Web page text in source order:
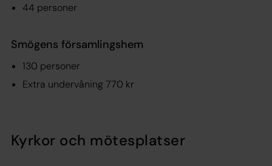
44 personer
Smögens församlingshem
130 personer
Extra undervåning 770 kr
Kyrkor och mötesplatser